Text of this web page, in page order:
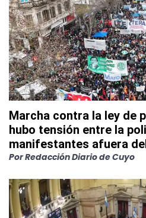
Marcha contra la ley de
hubo tensión entre la
manifestantes afuera
PorRedacción Diario de Cuyo